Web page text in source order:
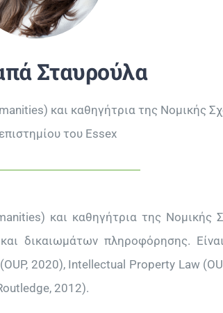
Σταυρούλα
και καθηγήτρια της Νομικής
του Essex
και καθηγήτρια της Νομικής
δικαιωμάτων πληροφόρησης.
2020), Intellectual Property Law
2012).